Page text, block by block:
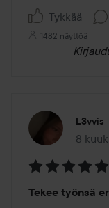
Tykkää
1482 näyttöä
L3vvis
8
Viesti
5
Tekee työnsä